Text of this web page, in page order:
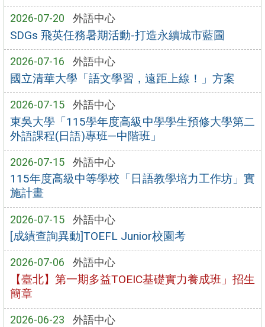
2026-07-20 外語中心
SDGs 飛英任務暑期活動-打造永續城市藍圖
2026-07-16 外語中心
國立清華大學「語文學習，遠距上線！」方案
2026-07-15 外語中心
東吳大學「115學年度高級中學學生預修大學第二
外語課程(日語)專班—中階班」
2026-07-15 外語中心
115年度高級中等學校「日語教學培力工作坊」實
施計畫
2026-07-15 外語中心
[成績查詢異動]TOEFL Junior校園考
2026-07-06 外語中心
【臺北】第一期多益TOEIC基礎實力養成班」招生
簡章
2026-06-23 外語中心